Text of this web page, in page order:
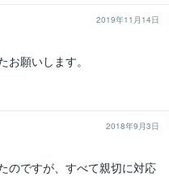
2019年11月14日
願いします。
2018年9月3日
のですが、すべて親切に対応